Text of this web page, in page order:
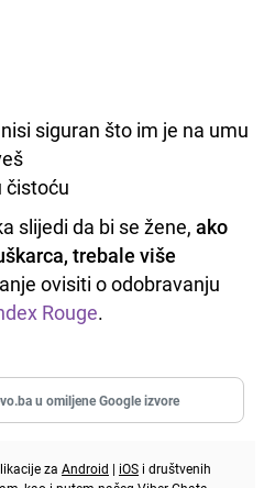
siguran što im je na umu
čistoću
slijedi da bi se žene, ako
trebale više
ovisiti o odobravanju
Rouge.
u omiljene Google izvore
za Android | iOS i društvenih